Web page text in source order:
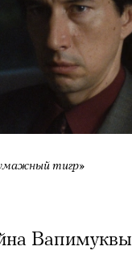
тигр»
Вапимуквы